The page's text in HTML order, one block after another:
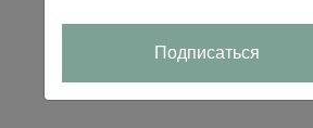
Подписаться